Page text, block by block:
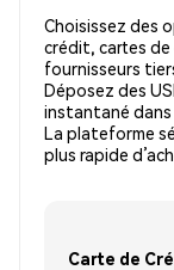
Choisissez des
crédit, cartes
fournisseurs
Déposez des
instantané dans
La plateforme
plus rapide
Carte de